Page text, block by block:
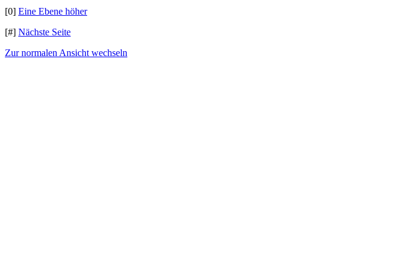
[0] Eine Ebene höher
[#] Nächste Seite
Zur normalen Ansicht wechseln